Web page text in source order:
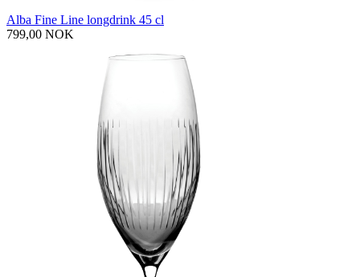
Alba Fine Line longdrink 45 cl
799,00 NOK